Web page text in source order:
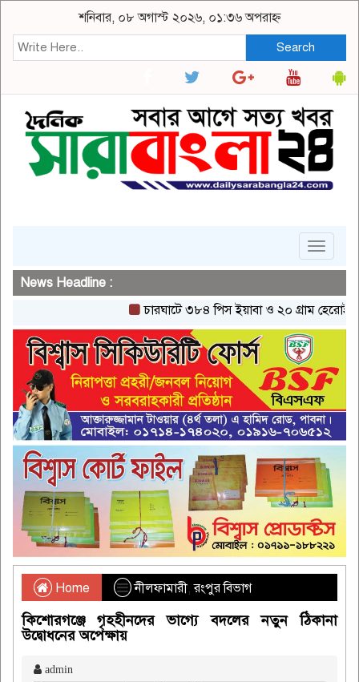
শনিবার, ০৮ অগাস্ট ২০২৬, ০১:৩৬ অপরাহ্ন
Search
Toggle
News Headline :
চারঘাটে ৩৮৪ পিস ইয়াবা ও ২০ গ্রাম হেরোইনসহ
Home নীলফামারী,রংপুর বিভাগ
কিশোরগঞ্জে গৃহহীনদের ভাগ্যে বদলের নতুন ঠিকানা
উদ্বোধনের অপেক্ষায়
admin